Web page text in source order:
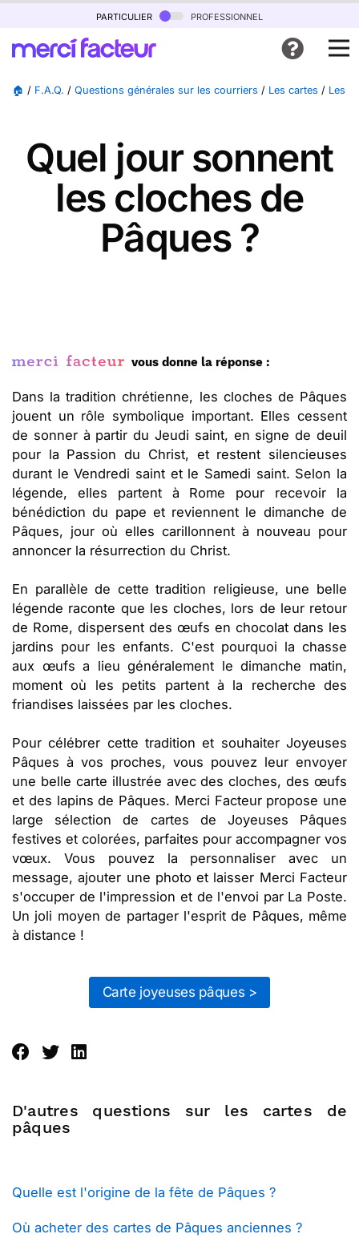
particulier professionnel
🏠 / F.A.Q. / Questions générales sur les courriers / Les cartes / Les
Quel jour sonnent
les cloches de
Pâques ?
vous donne la réponse :
Dans la tradition chrétienne, les cloches de Pâques
jouent un rôle symbolique important. Elles cessent
de sonner à partir du Jeudi saint, en signe de deuil
pour la Passion du Christ, et restent silencieuses
durant le Vendredi saint et le Samedi saint. Selon la
légende, elles partent à Rome pour recevoir la
bénédiction du pape et reviennent le dimanche de
Pâques, jour où elles carillonnent à nouveau pour
annoncer la résurrection du Christ.
En parallèle de cette tradition religieuse, une belle
légende raconte que les cloches, lors de leur retour
de Rome, dispersent des œufs en chocolat dans les
jardins pour les enfants. C'est pourquoi la chasse
aux œufs a lieu généralement le dimanche matin,
moment où les petits partent à la recherche des
friandises laissées par les cloches.
Pour célébrer cette tradition et souhaiter Joyeuses
Pâques à vos proches, vous pouvez leur envoyer
une belle carte illustrée avec des cloches, des œufs
et des lapins de Pâques. Merci Facteur propose une
large sélection de cartes de Joyeuses Pâques
festives et colorées, parfaites pour accompagner vos
vœux. Vous pouvez la personnaliser avec un
message, ajouter une photo et laisser Merci Facteur
s'occuper de l'impression et de l'envoi par La Poste.
Un joli moyen de partager l'esprit de Pâques, même
à distance !
Carte joyeuses pâques >
D'autres questions sur les cartes de
pâques
Quelle est l'origine de la fête de Pâques ?
Où acheter des cartes de Pâques anciennes ?